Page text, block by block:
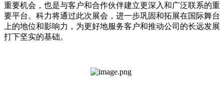
重要机会，也是与客户和合作伙伴建立更深入和广泛联系的重
要平台。科力将通过此次展会，进一步巩固和拓展在国际舞台
上的地位和影响力，为更好地服务客户和推动公司的长远发展
打下坚实的基础。